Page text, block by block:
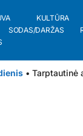
KULTŪRA
SODAS/DARŽAS
• Tarptautinė